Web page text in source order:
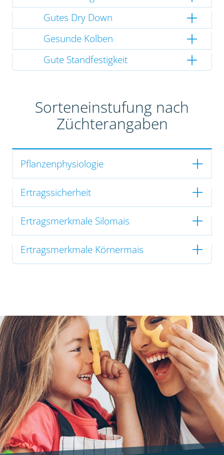
Gutes Dry Down
Gesunde Kolben
Gute Standfestigkeit
Sorteneinstufung nach
Züchterangaben
Pflanzenphysiologie
Ertragssicherheit
Ertragsmerkmale Silomais
Ertragsmerkmale Körnermais